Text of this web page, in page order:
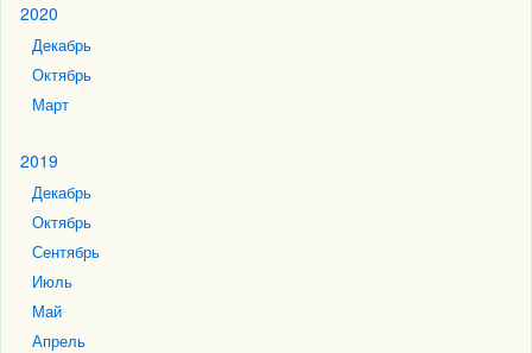
2020
Декабрь
Октябрь
Март
2019
Декабрь
Октябрь
Сентябрь
Июль
Май
Апрель